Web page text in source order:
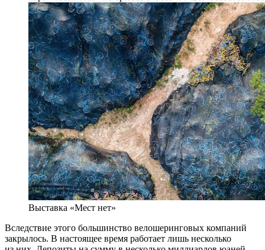
Выставка «Мест нет»
Вследствие этого большинство велошеринговых компаний
закрылось. В настоящее время работает лишь несколько